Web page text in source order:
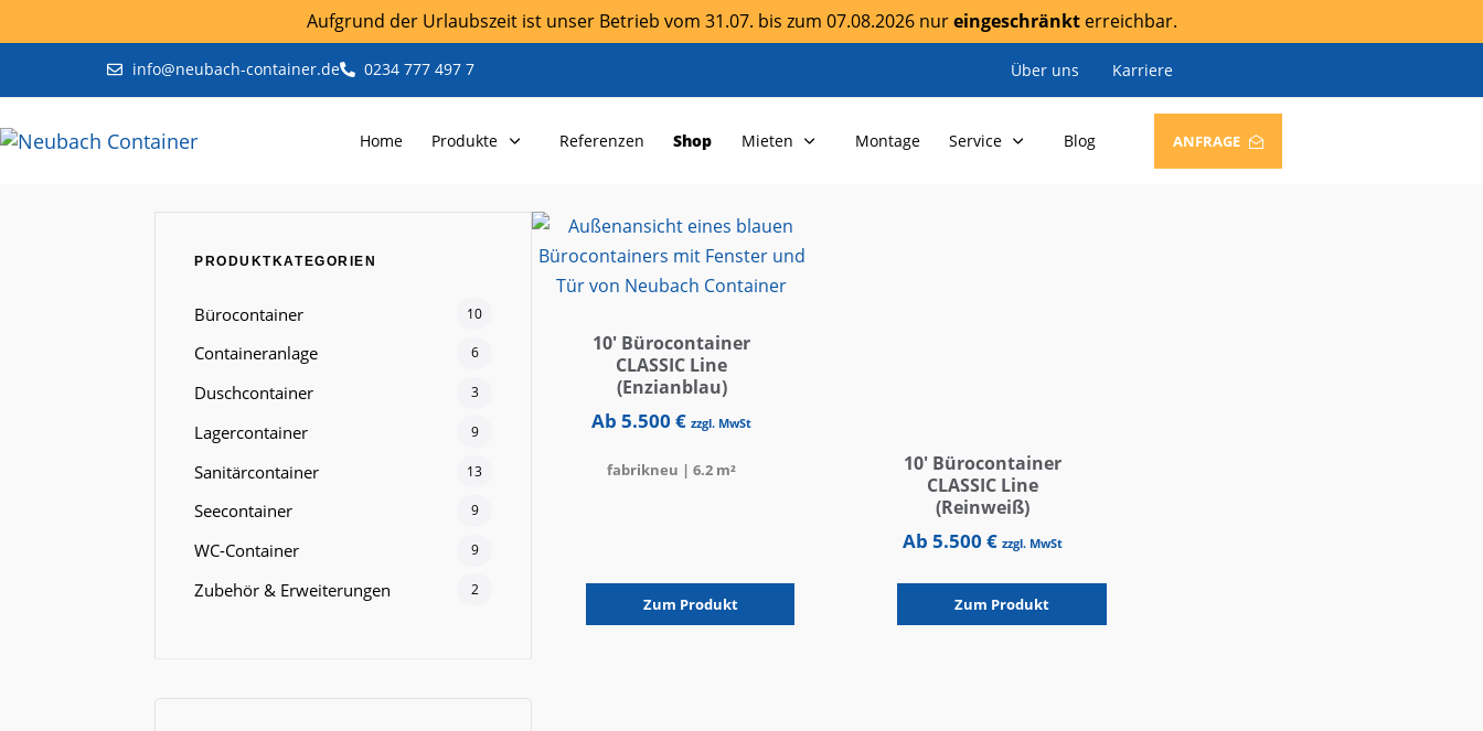
Aufgrund der Urlaubszeit ist unser Betrieb vom 31.07. bis zum 07.08.2026 nureingeschränkterreichbar.
info@neubach-container.de 0234 777 497 7 Über uns Karriere
Home Produkte Referenzen Shop Mieten Montage Service Blog ANFRAGE
10′ Bürocontainer
CLASSIC Line
(Enzianblau)
Ab5.500€ zzgl. MwSt
fabrikneu | 6.2 m²
Zum Produkt
10′ Bürocontainer
CLASSIC Line
(Reinweiß)
Ab5.500€ zzgl. MwSt
fabrikneu | 6.2 m²
Zum Produkt
PRODUKTKATEGORIEN
Bürocontainer 10
Containeranlage 6
Duschcontainer 3
Lagercontainer 9
Sanitärcontainer 13
Seecontainer 9
WC-Container 9
Zubehör & Erweiterungen 2